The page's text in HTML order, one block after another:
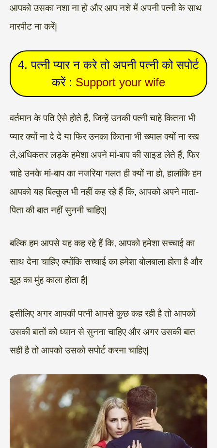
आपको उसका नशा ना हो और आप नशे में अपनी पत्नी के साथ
मारपीट ना करें|
4. पत्नी प्यार न करे तो अपनी पत्नी को सपोर्ट
करें : Support your wife
वर्तमान के पति ऐसे होते हैं, जिन्हें उनकी पत्नी चाहे कितना भी
प्यार क्यों ना दे दे या फिर उनका कितना भी ख्याल क्यों ना रख
ले,अधिकतर लड़के हमेशा अपने मां-बाप की साइड लेते हैं, फिर
चाहे उनके मां-बाप का नजरिया गलत ही क्यों ना हो, हालांकि हम
आपको यह बिल्कुल भी नहीं कह रहे हैं कि, आपको अपने माता-
पिता की बात नहीं सुननी चाहिए|
बल्कि हम आपसे यह कह रहे हैं कि, आपको हमेशा सच्चाई का
साथ देना चाहिए क्योंकि सच्चाई का हमेशा बोलबाला होता है और
झूठ का मुंह काला होता है|
इसीलिए अगर आपकी पत्नी आपसे कुछ कह रही है तो आपको
उसकी बातों को ध्यान से सुनना चाहिए और अगर उसकी बात
सही है तो आपको उसको सपोर्ट करना चाहिए|